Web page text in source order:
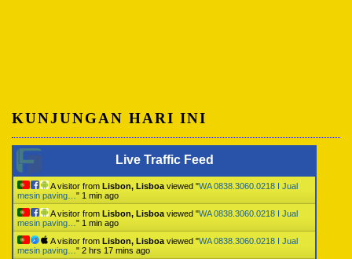
KUNJUNGAN HARI INI
Live Traffic Feed
A visitor from Lisbon, Lisboa viewed "WA 0838.3060.0218 I Jual
mesin paving… " 1 min ago
A visitor from Lisbon, Lisboa viewed "WA 0838.3060.0218 I Jual
mesin paving… " 1 min ago
A visitor from Lisbon, Lisboa viewed "WA 0838.3060.0218 I Jual
mesin paving… " 2 hrs 17 mins ago